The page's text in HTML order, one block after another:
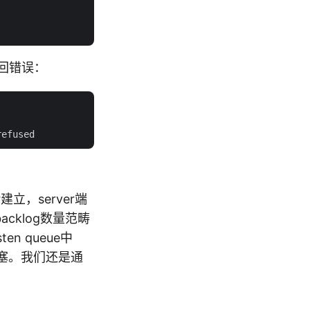
误：
立，server端
数量范畴
queue中
。我们还是通